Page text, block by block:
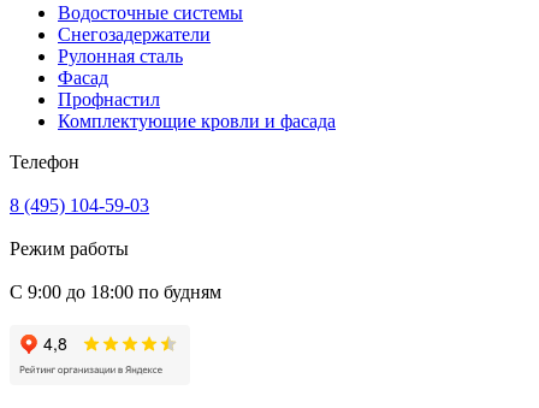
Водосточные системы
Снегозадержатели
Рулонная сталь
Фасад
Профнастил
Комплектующие кровли и фасада
Телефон
8 (495) 104-59-03
Режим работы
С 9:00 до 18:00 по будням